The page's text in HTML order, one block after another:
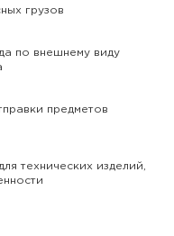
грузов
по внешнему виду
предметов
для технических изделий,